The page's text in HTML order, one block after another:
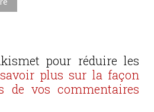
pour réduire les
plus sur la façon
de vos commentaires